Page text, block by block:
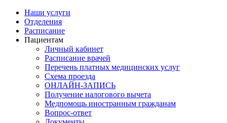
Наши услуги
Отделения
Расписание
Пациентам
Личный кабинет
Расписание врачей
Перечень платных медицинских услуг
Схема проезда
ОНЛАЙН-ЗАПИСЬ
Получение налогового вычета
Медпомощь иностранным гражданам
Вопрос-ответ